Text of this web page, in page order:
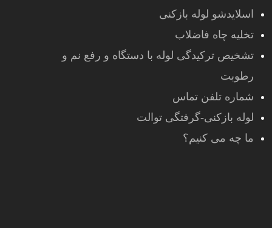
اسلایدشو لوله بازکنی
تخلیه چاه فاضلاب
تشخیص ترکیدگی لوله با دستگاه و رفع نم و
رطوبت
شماره تلفن تماس
لوله بازکنی-گرفتگی توالت
ما چه می کنیم؟